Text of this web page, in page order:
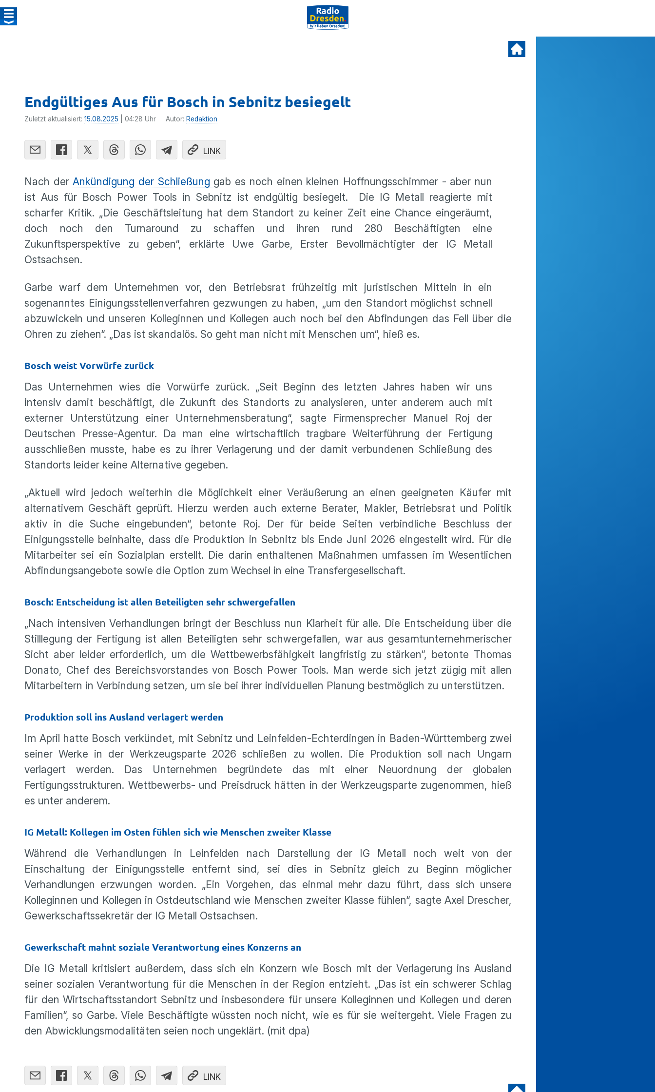
Endgültiges Aus für Bosch in Sebnitz besiegelt
Zuletzt aktualisiert: 15.08.2025 | 04:28 Uhr Autor: Redaktion
LINK
Nach derAnkündigung der Schließung gab es noch einen kleinen Hoffnungsschimmer - aber nun
ist Aus für Bosch Power Tools in Sebnitz ist endgültig besiegelt. Die IG Metall reagierte mit
scharfer Kritik. „Die Geschäftsleitung hat dem Standort zu keiner Zeit eine Chance eingeräumt,
doch noch den Turnaround zu schaffen und ihren rund 280 Beschäftigten eine
Zukunftsperspektive zu geben“, erklärte Uwe Garbe, Erster Bevollmächtigter der IG Metall
Ostsachsen.
Garbe warf dem Unternehmen vor, den Betriebsrat frühzeitig mit juristischen Mitteln in ein
sogenanntes Einigungsstellenverfahren gezwungen zu haben, „um den Standort möglichst schnell
abzuwickeln und unseren Kolleginnen und Kollegen auch noch bei den Abfindungen das Fell über die
Ohren zu ziehen“. „Das ist skandalös. So geht man nicht mit Menschen um“, hieß es.
Bosch weist Vorwürfe zurück
Das Unternehmen wies die Vorwürfe zurück. „Seit Beginn des letzten Jahres haben wir uns
intensiv damit beschäftigt, die Zukunft des Standorts zu analysieren, unter anderem auch mit
externer Unterstützung einer Unternehmensberatung“, sagte Firmensprecher Manuel Roj der
Deutschen Presse-Agentur. Da man eine wirtschaftlich tragbare Weiterführung der Fertigung
ausschließen musste, habe es zu ihrer Verlagerung und der damit verbundenen Schließung des
Standorts leider keine Alternative gegeben.
„Aktuell wird jedoch weiterhin die Möglichkeit einer Veräußerung an einen geeigneten Käufer mit
alternativem Geschäft geprüft. Hierzu werden auch externe Berater, Makler, Betriebsrat und Politik
aktiv in die Suche eingebunden“, betonte Roj. Der für beide Seiten verbindliche Beschluss der
Einigungsstelle beinhalte, dass die Produktion in Sebnitz bis Ende Juni 2026 eingestellt wird. Für die
Mitarbeiter sei ein Sozialplan erstellt. Die darin enthaltenen Maßnahmen umfassen im Wesentlichen
Abfindungsangebote sowie die Option zum Wechsel in eine Transfergesellschaft.
Bosch: Entscheidung ist allen Beteiligten sehr schwergefallen
„Nach intensiven Verhandlungen bringt der Beschluss nun Klarheit für alle. Die Entscheidung über die
Stilllegung der Fertigung ist allen Beteiligten sehr schwergefallen, war aus gesamtunternehmerischer
Sicht aber leider erforderlich, um die Wettbewerbsfähigkeit langfristig zu stärken“, betonte Thomas
Donato, Chef des Bereichsvorstandes von Bosch Power Tools. Man werde sich jetzt zügig mit allen
Mitarbeitern in Verbindung setzen, um sie bei ihrer individuellen Planung bestmöglich zu unterstützen.
Produktion soll ins Ausland verlagert werden
Im April hatte Bosch verkündet, mit Sebnitz und Leinfelden-Echterdingen in Baden-Württemberg zwei
seiner Werke in der Werkzeugsparte 2026 schließen zu wollen. Die Produktion soll nach Ungarn
verlagert werden. Das Unternehmen begründete das mit einer Neuordnung der globalen
Fertigungsstrukturen. Wettbewerbs- und Preisdruck hätten in der Werkzeugsparte zugenommen, hieß
es unter anderem.
IG Metall: Kollegen im Osten fühlen sich wie Menschen zweiter Klasse
Während die Verhandlungen in Leinfelden nach Darstellung der IG Metall noch weit von der
Einschaltung der Einigungsstelle entfernt sind, sei dies in Sebnitz gleich zu Beginn möglicher
Verhandlungen erzwungen worden. „Ein Vorgehen, das einmal mehr dazu führt, dass sich unsere
Kolleginnen und Kollegen in Ostdeutschland wie Menschen zweiter Klasse fühlen“, sagte Axel Drescher,
Gewerkschaftssekretär der IG Metall Ostsachsen.
Gewerkschaft mahnt soziale Verantwortung eines Konzerns an
Die IG Metall kritisiert außerdem, dass sich ein Konzern wie Bosch mit der Verlagerung ins Ausland
seiner sozialen Verantwortung für die Menschen in der Region entzieht. „Das ist ein schwerer Schlag
für den Wirtschaftsstandort Sebnitz und insbesondere für unsere Kolleginnen und Kollegen und deren
Familien“, so Garbe. Viele Beschäftigte wüssten noch nicht, wie es für sie weitergeht. Viele Fragen zu
den Abwicklungsmodalitäten seien noch ungeklärt. (mit dpa)
LINK